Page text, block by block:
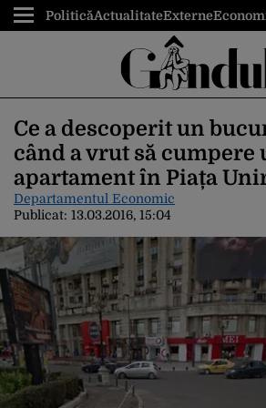
PoliticăActualitateExterne
Ce a descoperit un
când a vrut să cumpere
apartament în Piața
Departamentul Economic
Publicat: 13.03.2016, 15:04